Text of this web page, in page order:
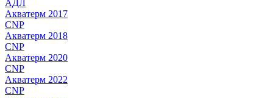
АДЛ
Акватерм 2017
CNP
Акватерм 2018
CNP
Акватерм 2020
CNP
Акватерм 2022
CNP